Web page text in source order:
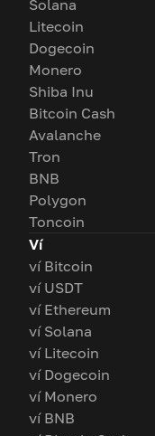
Solana
Litecoin
Dogecoin
Monero
Shiba Inu
Bitcoin Cash
Avalanche
Tron
BNB
Polygon
Toncoin
Ví
ví Bitcoin
ví USDT
ví Ethereum
ví Solana
ví Litecoin
ví Dogecoin
ví Monero
ví BNB